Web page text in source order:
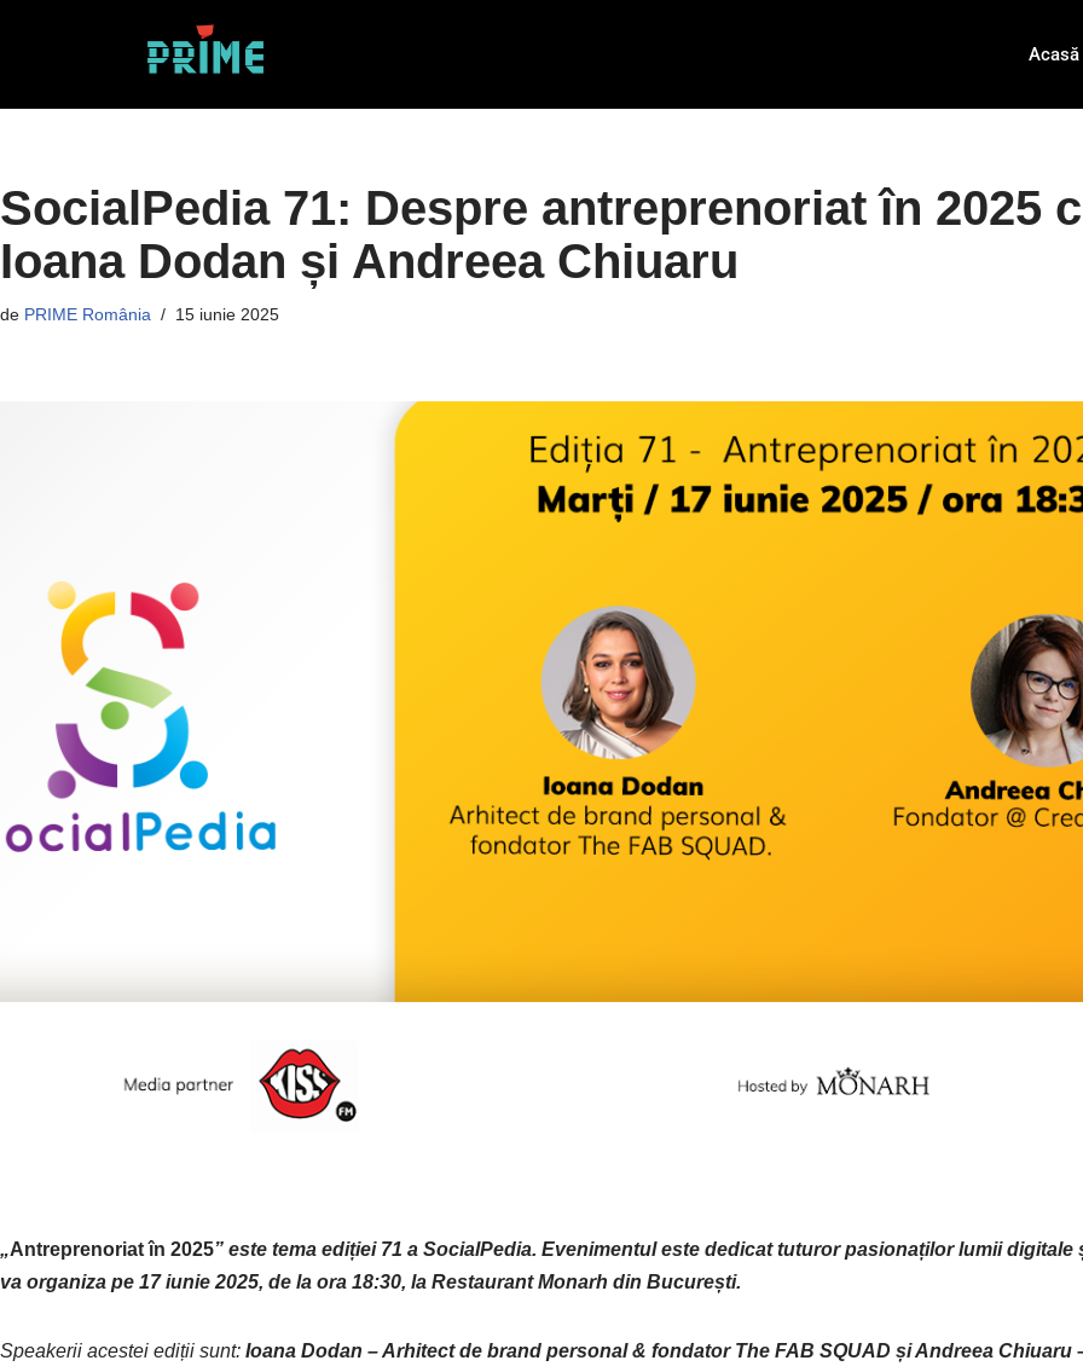
Acasă
SocialPedia 71: Despre antreprenoriat în 2025
Ioana Dodan și Andreea Chiuaru
de PRIME România 15 iunie 2025
„Antreprenoriat în 2025” este tema ediției 71 a SocialPedia. Evenimentul este dedicat tuturor pasionaților lumii digitale
va organiza pe 17 iunie 2025, de la ora 18:30, la Restaurant Monarh din București.
Speakerii acestei ediții sunt: Ioana Dodan – Arhitect de brand personal & fondator The FAB SQUAD șiAndreea Chiuaru